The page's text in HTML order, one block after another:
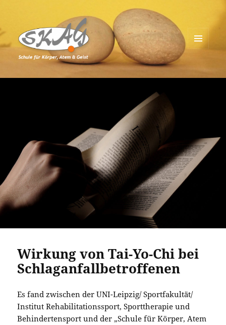
Schule für Körper, Atem & Geist
Wirkung von Tai-Yo-Chi bei
Schlaganfallbetroffenen
Es fand zwischen der UNI-Leipzig/ Sportfakultät/
Institut Rehabilitationssport, Sporttherapie und
Behindertensport und der „Schule für Körper, Atem